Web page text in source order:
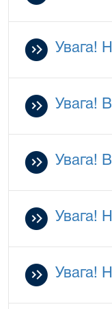
Увага!
Увага!
Увага!
Увага!
Увага!